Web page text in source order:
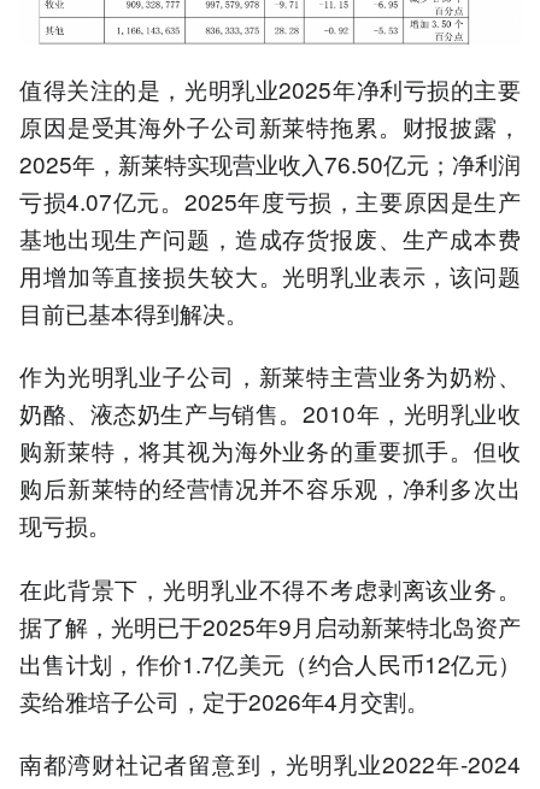
值得关注的是，光明乳业2025年净利亏损的主要
原因是受其海外子公司新莱特拖累。财报披露，
2025年，新莱特实现营业收入76.50亿元；净利润
亏损4.07亿元。2025年度亏损，主要原因是生产
基地出现生产问题，造成存货报废、生产成本费
用增加等直接损失较大。光明乳业表示，该问题
目前已基本得到解决。
作为光明乳业子公司，新莱特主营业务为奶粉、
奶酪、液态奶生产与销售。2010年，光明乳业收
购新莱特，将其视为海外业务的重要抓手。但收
购后新莱特的经营情况并不容乐观，净利多次出
现亏损。
在此背景下，光明乳业不得不考虑剥离该业务。
据了解，光明已于2025年9月启动新莱特北岛资产
出售计划，作价1.7亿美元（约合人民币12亿元）
卖给雅培子公司，定于2026年4月交割。
南都湾财社记者留意到，光明乳业2022年‌-‌2024